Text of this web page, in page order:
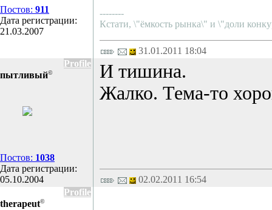
Постов: 911
Дата регистрации:
21.03.2007
--------
Кстати, \"ёмкость рынка\" и \"доли
31.01.2011 18:04
Profile
пытливый©
Постов: 1038
Дата регистрации:
05.10.2004
И тишина.
Жалко. Тема-то
02.02.2011 16:54
Profile
therapeut©